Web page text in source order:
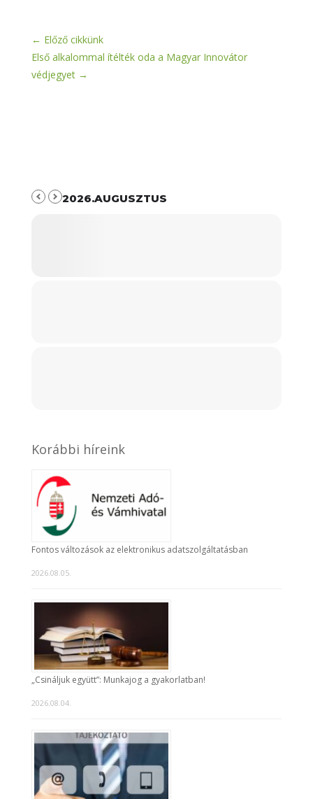
← Előző cikkünk
Első alkalommal ítélték oda a Magyar Innovátor
védjegyet→
2026.AUGUSZTUS
Korábbi híreink
Fontos változások az elektronikus adatszolgáltatásban
2026.08.05.
„Csináljuk együtt”: Munkajog a gyakorlatban!
2026.08.04.